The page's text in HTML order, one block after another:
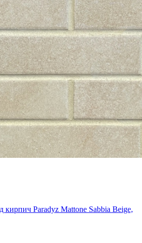
кирпич Paradyz Mattone Sabbia Beige,